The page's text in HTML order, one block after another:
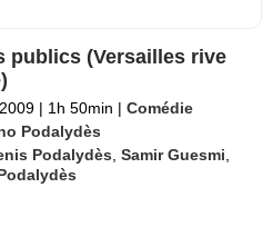
publics (Versailles rive
| 1h 50min | Comédie
Podalydès
Podalydès ,Samir Guesmi